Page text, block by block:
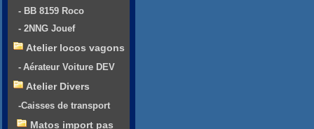
- BB 8159 Roco
- 2NNG Jouef
Atelier locos vagons
- Aérateur Voiture DEV
Atelier Divers
-Caisses de transport
Matos import pas